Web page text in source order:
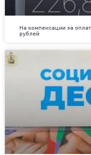
На компенсации за
рублей